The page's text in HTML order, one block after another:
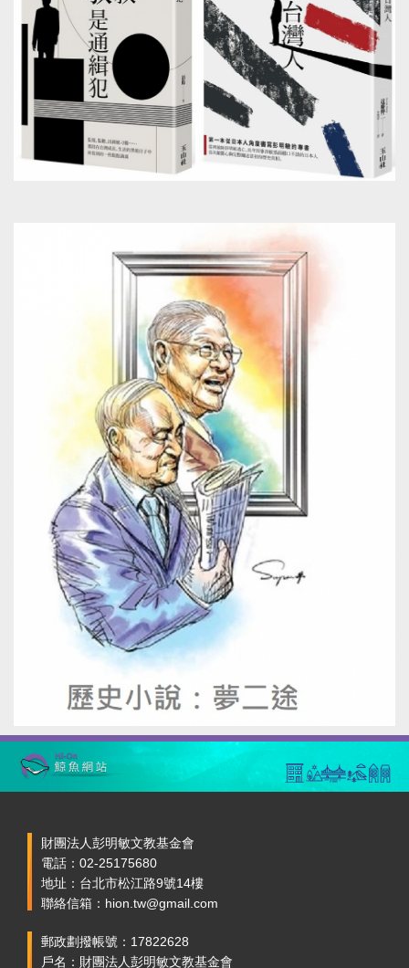
財團法人彭明敏文教基金會
電話：02-25175680
地址：台北市松江路9號14樓
聯絡信箱：hion.tw@gmail.com
郵政劃撥帳號：17822628
戶名：財團法人彭明敏文教基金會